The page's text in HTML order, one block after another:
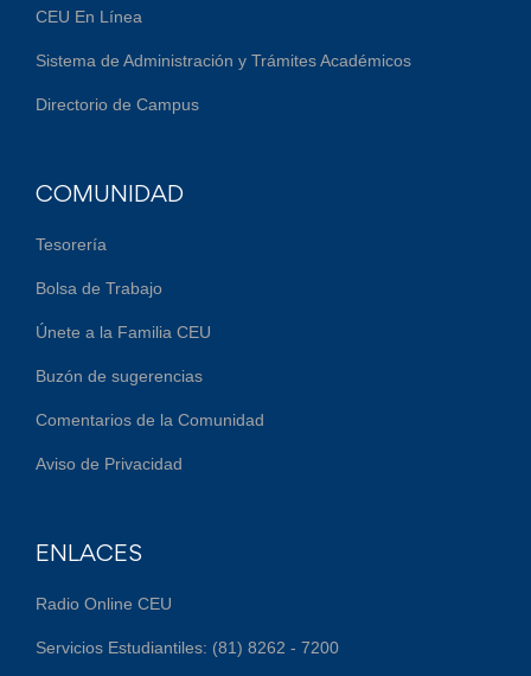
CEU En Línea
Sistema de Administración y Trámites Académicos
Directorio de Campus
COMUNIDAD
Tesorería
Bolsa de Trabajo
Únete a la Familia CEU
Buzón de sugerencias
Comentarios de la Comunidad
Aviso de Privacidad
ENLACES
Radio Online CEU
Servicios Estudiantiles: (81) 8262 - 7200